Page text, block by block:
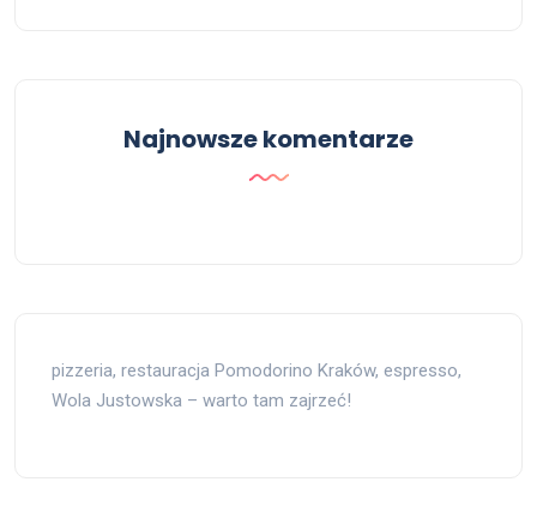
Najnowsze komentarze
pizzeria, restauracja Pomodorino Kraków, espresso,
Wola Justowska – warto tam zajrzeć!